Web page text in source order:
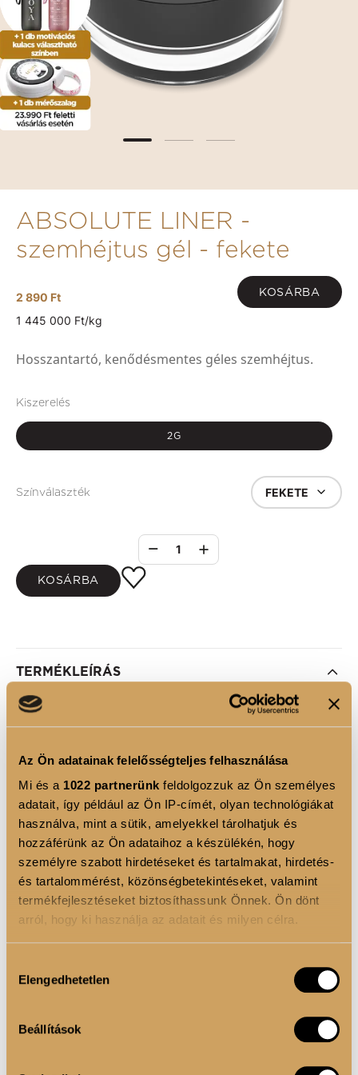
Az Ön adatainak felelősségteljes felhasználása
Mi és a 1022 partnerünk feldolgozzuk az Ön személyes
adatait, így például az Ön IP-címét, olyan technológiákat
használva, mint a sütik, amelyekkel tárolhatjuk és
hozzáférünk az Ön adataihoz a készülékén, hogy
személyre szabott hirdetéseket és tartalmakat, hirdetés-
és tartalommérést, közönségbetekintéseket, valamint
termékfejlesztéseket biztosíthassunk Önnek. Ön dönt
arról, hogy ki használja az adatait és milyen célra.
Információgyűjtés az Ön földrajzi elhelyezkedéséről
Az Ön készülékén beazonosítása annak konkrét
tulajdonságainak (ujjlenyomat) aktív ellenőrzésével
kiválasztása
Elengedhetetlen
Beállítások
ABSOLUTE LINER -
szemhéjtus gél - fekete
2 890 Ft KOSÁRBA
1 445 000 Ft/kg
Hosszantartó, kenődésmentes géles szemhéjtus.
Kiszerelés
2G
Színválaszték FEKETE
1
KOSÁRBA
TERMÉKLEÍRÁS
• Könnyű, géles textúrájának köszönhetően
könnyedén készíthetünk kifinomult vagy akár drámai
tusvonalat akárcsak a profik.
• Intenzív pigmentáltsága biztosítja a tökéletes fedést
akár egyetlen ecsetvonással.
TERMÉK ELŐNYÖK
• Tökéletes fedés és intenzív szín egyetlen
ecsetvonással.
kenődés álló így egésznap tart.
A barna szeméjtus gélt használhatod
„szempilla sűrítésre” is, vigyél fel egy kevés barna